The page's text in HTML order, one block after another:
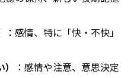
：感情、特に「快・不快」
：感情や注意、意思決定